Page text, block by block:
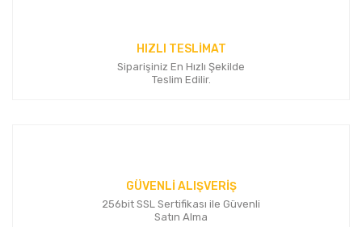
Gönder
HIZLI TESLİMAT
Siparişiniz En Hızlı Şekilde
Teslim Edilir.
GÜVENLİ ALIŞVERİŞ
256bit SSL Sertifikası ile Güvenli
Satın Alma